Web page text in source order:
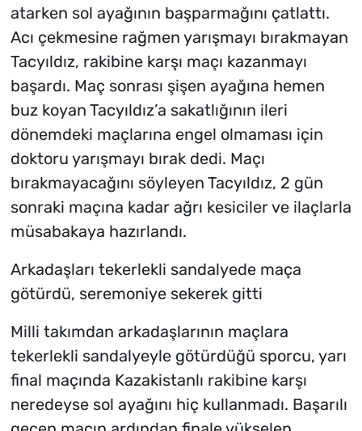
atarken sol ayağının başparmağını çatlattı.
Acı çekmesine rağmen yarışmayı bırakmayan
Tacyıldız, rakibine karşı maçı kazanmayı
başardı. Maç sonrası şişen ayağına hemen
buz koyan Tacyıldız’a sakatlığının ileri
dönemdeki maçlarına engel olmaması için
doktoru yarışmayı bırak dedi. Maçı
bırakmayacağını söyleyen Tacyıldız, 2 gün
sonraki maçına kadar ağrı kesiciler ve ilaçlarla
müsabakaya hazırlandı.
Arkadaşları tekerlekli sandalyede maça
götürdü, seremoniye sekerek gitti
Milli takımdan arkadaşlarının maçlara
tekerlekli sandalyeyle götürdüğü sporcu, yarı
final maçında Kazakistanlı rakibine karşı
neredeyse sol ayağını hiç kullanmadı. Başarılı